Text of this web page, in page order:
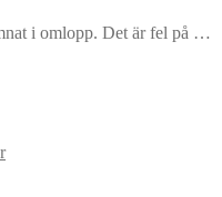
i omlopp. Det är fel på …